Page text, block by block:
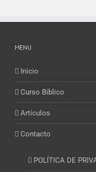
MENU
Inicio
Curso Bíblico
Artículos
Contacto
POLÍTICA DE